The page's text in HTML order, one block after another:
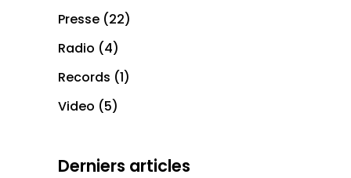
Presse (22)
Radio (4)
Records (1)
Video (5)
Derniers articles